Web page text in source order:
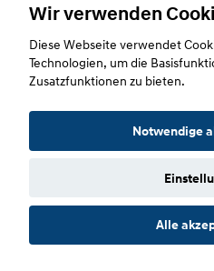
erforderlich.
Copyright © 2026.
Datenschutz
Wir verwenden
Diese Webseite verwendet
Technologien, um die
Zusatzfunktionen zu bieten.
Notwendige
Alle